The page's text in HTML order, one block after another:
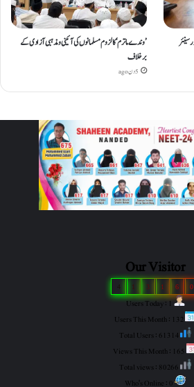
’وندے ماترم‘ کا لزوم مسلمانوں کی آئینی ومذہبی آزادی کے
برخلاف
5 دن ago
Our Visitor
0
6
1
3